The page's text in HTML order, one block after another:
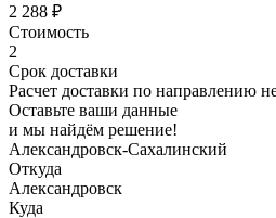
2 288 ₽
Стоимость
2
Срок доставки
Расчет доставки по направлению
Оставьте ваши данные
и мы найдём решение!
Александровск-Сахалинский
Откуда
Александровск
Куда